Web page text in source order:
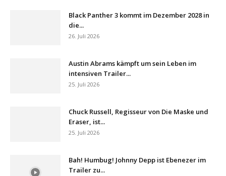
Black Panther 3 kommt im Dezember 2028 in
die...
26. Juli 2026
Austin Abrams kämpft um sein Leben im
intensiven Trailer...
25. Juli 2026
Chuck Russell, Regisseur von Die Maske und
Eraser, ist...
25. Juli 2026
Bah! Humbug! Johnny Depp ist Ebenezer im
Trailer zu...